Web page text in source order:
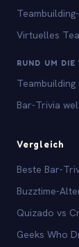
Virtuelles
RUND UM DIE
Bar-Trivia
Vergleich
Beste Bar-
Buzztime-
Quizado vs
Geeks Who